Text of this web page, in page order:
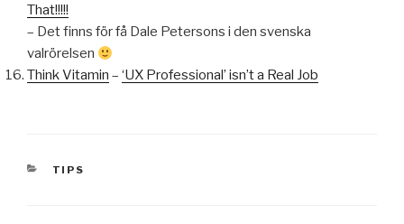
That!!!!!
– Det finns för få Dale Petersons i den svenska
valrörelsen
Think Vitamin – ‘UX Professional’ isn’t a Real Job
KATEGORIER
TIPS